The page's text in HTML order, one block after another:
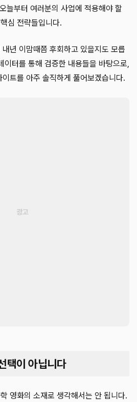
늘부터 여러분의 사업에 적용해야 할
핵심 전략들입니다.
년 이맘때쯤 후회하고 있을지도 모릅
이터를 통해 검증한 내용들을 바탕으로,
트를 아주 솔직하게 풀어보겠습니다.
택이 아닙니다
영화의 소재로 생각해서는 안 됩니다.